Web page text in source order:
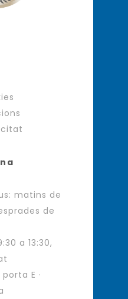
matins de
de
a 13:30,
E ·